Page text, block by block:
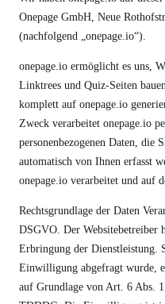
Onepage GmbH, Neue
(nachfolgend „onepage.io“).
onepage.io ermöglicht es uns,
Linktrees und Quiz-Seiten
komplett auf onepage.io
Zweck verarbeitet onepage.io
personenbezogenen Daten, die
automatisch von Ihnen erfasst
onepage.io verarbeitet und auf
Rechtsgrundlage der Daten
DSGVO. Der Websitebetreiber
Erbringung der Dienstleistung.
Einwilligung abgefragt wurde,
auf Grundlage von Art. 6 Abs.